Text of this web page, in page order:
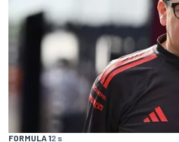
FORMULA 12 s